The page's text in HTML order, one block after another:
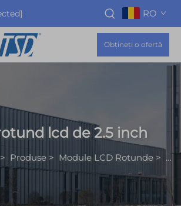
RO
Obțineți o ofertă
lcd de 2.5 inch
> Produse > Module LCD Rotunde >